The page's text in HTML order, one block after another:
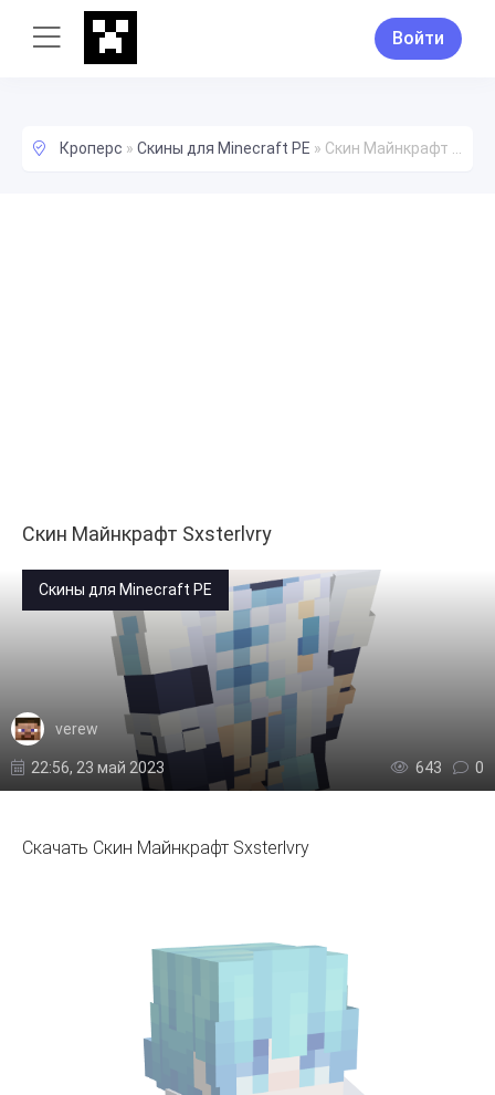
Войти
Кроперс » Скины для Minecraft PE » Скин Майнкрафт Sxsterlvry
Скин Майнкрафт Sxsterlvry
Скины для Minecraft PE
verew
22:56, 23 май 2023 643 0
Скачать Скин Майнкрафт Sxsterlvry